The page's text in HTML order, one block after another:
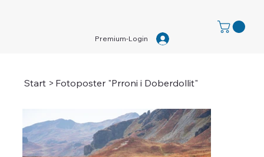
Premium-Login
Start > Fotoposter "Prroni i Doberdollit"